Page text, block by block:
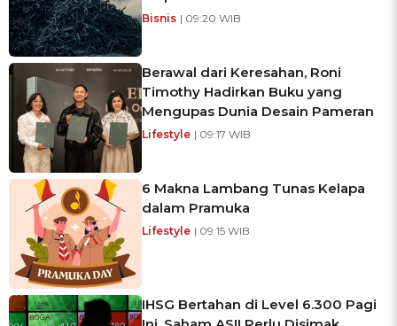
Bisnis | 09:20 WIB
Berawal dari Keresahan, Roni
Timothy Hadirkan Buku yang
Mengupas Dunia Desain Pameran
Lifestyle | 09:17 WIB
6 Makna Lambang Tunas Kelapa
dalam Pramuka
Lifestyle | 09:15 WIB
IHSG Bertahan di Level 6.300 Pagi